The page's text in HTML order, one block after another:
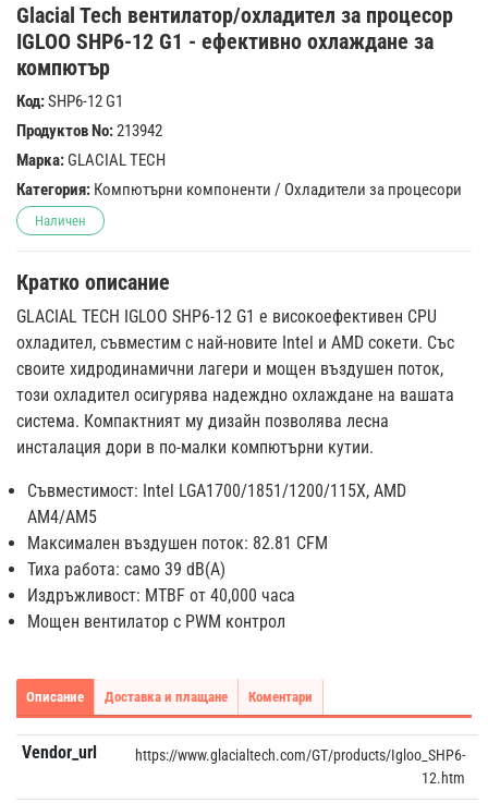
Glacial Tech вентилатор/охладител за процесор
IGLOO SHP6-12 G1 - ефективно охлаждане за
компютър
Код:SHP6-12 G1
Продуктов No:213942
Марка: GLACIAL TECH
Категория: Компютърни компоненти / Охладители за процесори
Наличен
Кратко описание
GLACIAL TECH IGLOO SHP6-12 G1 е високоефективен CPU
охладител, съвместим с най-новите Intel и AMD сокети. Със
своите хидродинамични лагери и мощен въздушен поток,
този охладител осигурява надеждно охлаждане на вашата
система. Компактният му дизайн позволява лесна
инсталация дори в по-малки компютърни кутии.
Съвместимост: Intel LGA1700/1851/1200/115X, AMD
AM4/AM5
Максимален въздушен поток: 82.81 CFM
Тиха работа: само 39 dB(A)
Издръжливост: MTBF от 40,000 часа
Мощен вентилатор с PWM контрол
Описание Доставка и плащане Коментари
Vendor_url
https://www.glacialtech.com/GT/products/Igloo_SHP6-
12.htm